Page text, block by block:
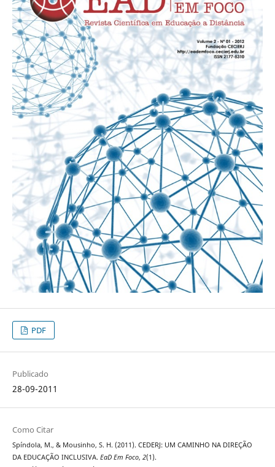
PDF
Publicado
28-09-2011
Como Citar
Spí­ndola, M., & Mousinho, S. H. (2011). CEDERJ: UM CAMINHO NA DIREÇÃO
DA EDUCAÇÃO INCLUSIVA. EaD Em Foco, 2(1).